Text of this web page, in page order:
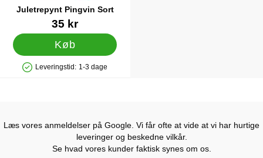
Juletrepynt Pingvin Sort
Varenr 4428435 kr
Køb
Produkttilgængelighed: På lager
Leveringstid: 1-3 dage
Læs vores anmeldelser på Google. Vi får ofte at vide at vi har hurtige
leveringer og beskedne vilkår.
Se hvad vores kunder faktisk synes om os.